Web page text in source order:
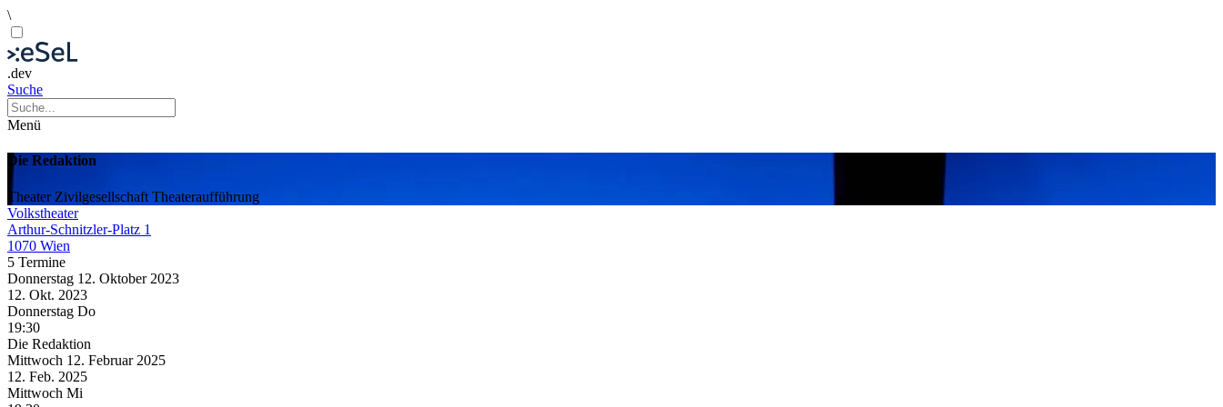
\
.dev
Suche
Menü
Die Redaktion
Theater Zivilgesellschaft Theateraufführung
Volkstheater
Arthur-Schnitzler-Platz 1
1070 Wien
5 Termine
Donnerstag 12. Oktober 2023
12. Okt. 2023
Donnerstag Do
19:30
Die Redaktion
Mittwoch 12. Februar 2025
12. Feb. 2025
Mittwoch Mi